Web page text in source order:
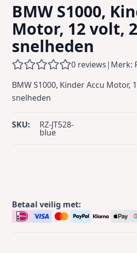
BMW S1000,
Motor, 12 volt,
snelheden
0 reviews| Merk:
BMW S1000, Kinder Accu Motor,
snelheden
SKU: RZ-JT528-
blue
Betaal veilig met: